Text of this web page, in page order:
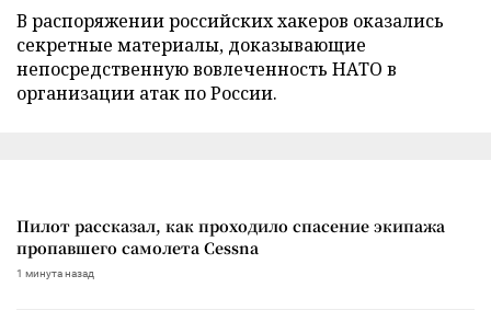
В распоряжении российских хакеров оказались
секретные материалы, доказывающие
непосредственную вовлеченность НАТО в
организации атак по России.
Пилот рассказал, как проходило спасение экипажа
пропавшего самолета Cessna
1 минута назад